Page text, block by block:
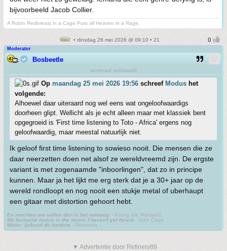
bijvoorbeeld Jacob Collier.
A Robin Redbreast in a Cage Puts all Heaven in a Rage.
• dinsdag 26 mei 2026 @ 09:10 • 21
Moderator
Bosbeetle
terminaal verdwaald
Op maandag 25 mei 2026 19:56 schreef Modus het
volgende:
Alhoewel daar uiteraard nog wel eens wat ongeloofwaardigs
doorheen glipt. Wellicht als je echt alleen maar met klassiek bent
opgegroeid is 'First time listening to Toto - Africa' ergens nog
geloofwaardig, maar meestal natuurlijk niet.
Ik geloof first time listening to sowieso nooit. Die mensen die ze
daar neerzetten doen net alsof ze wereldvreemd zijn. De ergste
variant is met zogenaamde "inboorlingen", dat zo in principe
kunnen. Maar ja het lijkt me erg sterk dat je a 30+ jaar op de
wereld rondloopt en nog nooit een stukje metal of uberhaupt
een gitaar met distortion gehoort hebt.
En mochten we vallen dan is het omhoog.
- Krang (uit: Pantani)
My favourite music is the music I haven't yet heard - John Cage
Water: ijskoud de hardste - Gehenna
▼ Advertentie door Refinery89